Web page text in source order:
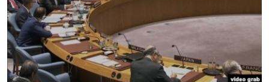
ЫҢГАЙСЫЗ СУРООЛОР
ЭЕ/АРнун бардык сайттары